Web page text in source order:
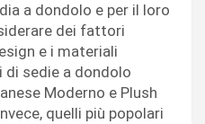
a dondolo e per il loro
dei fattori
e i materiali
sedie a dondolo
Moderno e Plush
quelli più popolari